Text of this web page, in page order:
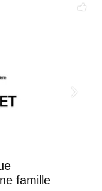
famille